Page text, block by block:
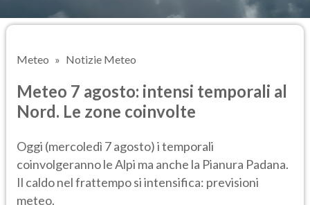
Meteo Notizie Meteo
Meteo 7 agosto: intensi temporali al
Nord. Le zone coinvolte
Oggi (mercoledì 7 agosto) i temporali
coinvolgeranno le Alpi ma anche la Pianura Padana.
Il caldo nel frattempo si intensifica: previsioni
meteo.